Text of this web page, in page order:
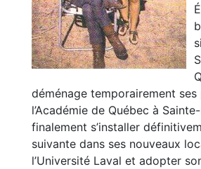
déménage temporairement ses
l’Académie de Québec à
finalement s’installer
suivante dans ses nouveaux
l’Université Laval et adopter